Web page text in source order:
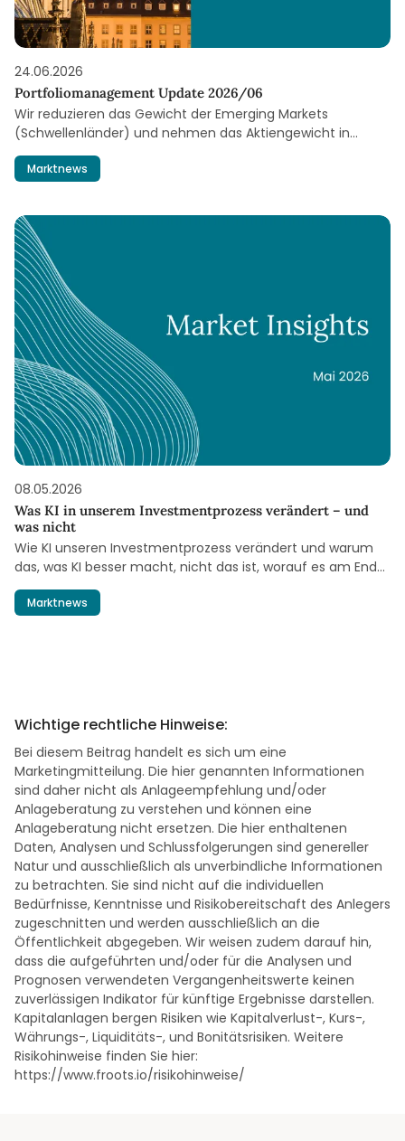
24.06.2026
Portfoliomanagement Update 2026/06
Wir reduzieren das Gewicht der Emerging Markets
(Schwellenländer) und nehmen das Aktiengewicht in
unseren Multi-Asset-Portfolios ein weiteres Stück zurück.
Marktnews
08.05.2026
Was KI in unserem Investmentprozess verändert – und
was nicht
Wie KI unseren Investmentprozess verändert und warum
das, was KI besser macht, nicht das ist, worauf es am Ende
des Tages ankommt.
Marktnews
Wichtige rechtliche Hinweise:
Bei diesem Beitrag handelt es sich um eine
Marketingmitteilung. Die hier genannten Informationen
sind daher nicht als Anlageempfehlung und/oder
Anlageberatung zu verstehen und können eine
Anlageberatung nicht ersetzen. Die hier enthaltenen
Daten, Analysen und Schlussfolgerungen sind genereller
Natur und ausschließlich als unverbindliche Informationen
zu betrachten. Sie sind nicht auf die individuellen
Bedürfnisse, Kenntnisse und Risikobereitschaft des Anlegers
zugeschnitten und werden ausschließlich an die
Öffentlichkeit abgegeben. Wir weisen zudem darauf hin,
dass die aufgeführten und/oder für die Analysen und
Prognosen verwendeten Vergangenheitswerte keinen
zuverlässigen Indikator für künftige Ergebnisse darstellen.
Kapitalanlagen bergen Risiken wie Kapitalverlust-, Kurs-,
Währungs-, Liquiditäts-, und Bonitätsrisiken. Weitere
Risikohinweise finden Sie hier:
https://www.froots.io/risikohinweise/